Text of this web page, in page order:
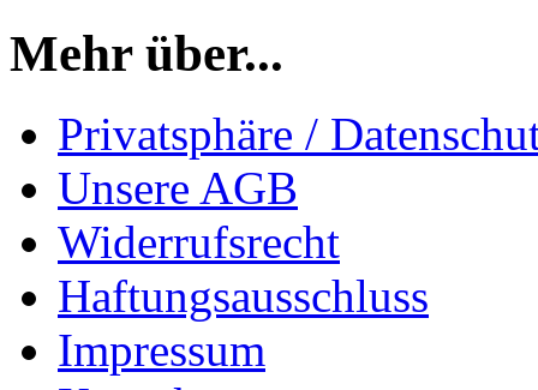
Mehr über...
Privatsphäre /
Unsere AGB
Widerrufsrecht
Haftungsausschluss
Impressum